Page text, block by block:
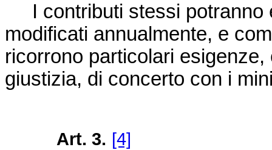
I contributi stessi potranno
modificati annualmente, e
ricorrono particolari
giustizia, di concerto con i
Art. 3. [4]